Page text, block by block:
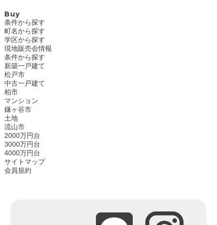
Buy
条件から探す
町名から探す
学区から探す
現地販売会情報
条件から探す
新築一戸建て
松戸市
中古一戸建て
柏市
マンション
鎌ヶ谷市
土地
流山市
2000万円台
3000万円台
4000万円台
サイトマップ
会員規約